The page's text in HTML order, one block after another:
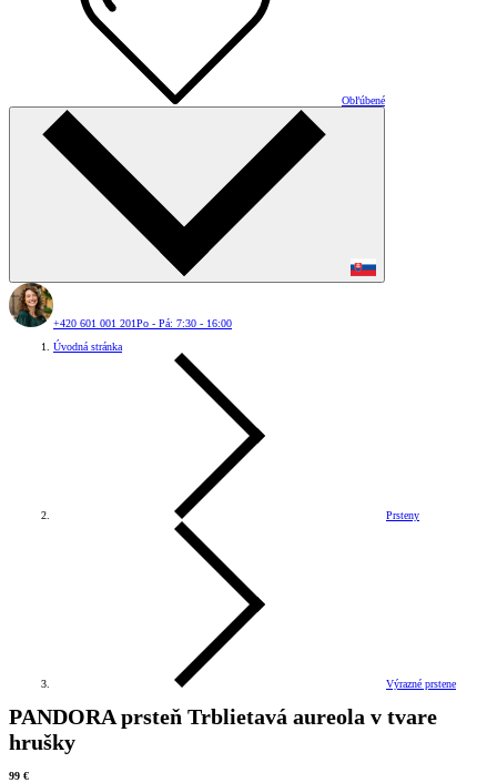
Obľúbené
+420 601 001 201Po - Pá: 7:30 - 16:00
Úvodná stránka
Prsteny
Výrazné prstene
PANDORA prsteň Trblietavá aureola v tvare
hrušky
99 €